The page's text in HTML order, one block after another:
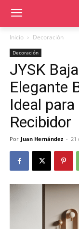
Inicio Decoración
Decoración
JYSK
Elegante
Ideal
Recibidor
Por Juan Hernández - 21